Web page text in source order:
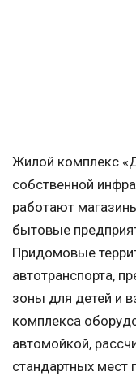
Жилой комплекс
собственной
работают
бытовые
Придомовые
автотранспорта,
зоны для детей и
комплекса
автомойкой,
стандартных мест